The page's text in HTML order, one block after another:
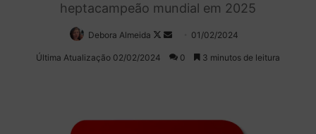
heptacampeão mundial em 2025
Debora Almeida
Follow
on
Mande
um
01/02/2024
Última Atualização 02/02/2024 0 3 minutos de leitura